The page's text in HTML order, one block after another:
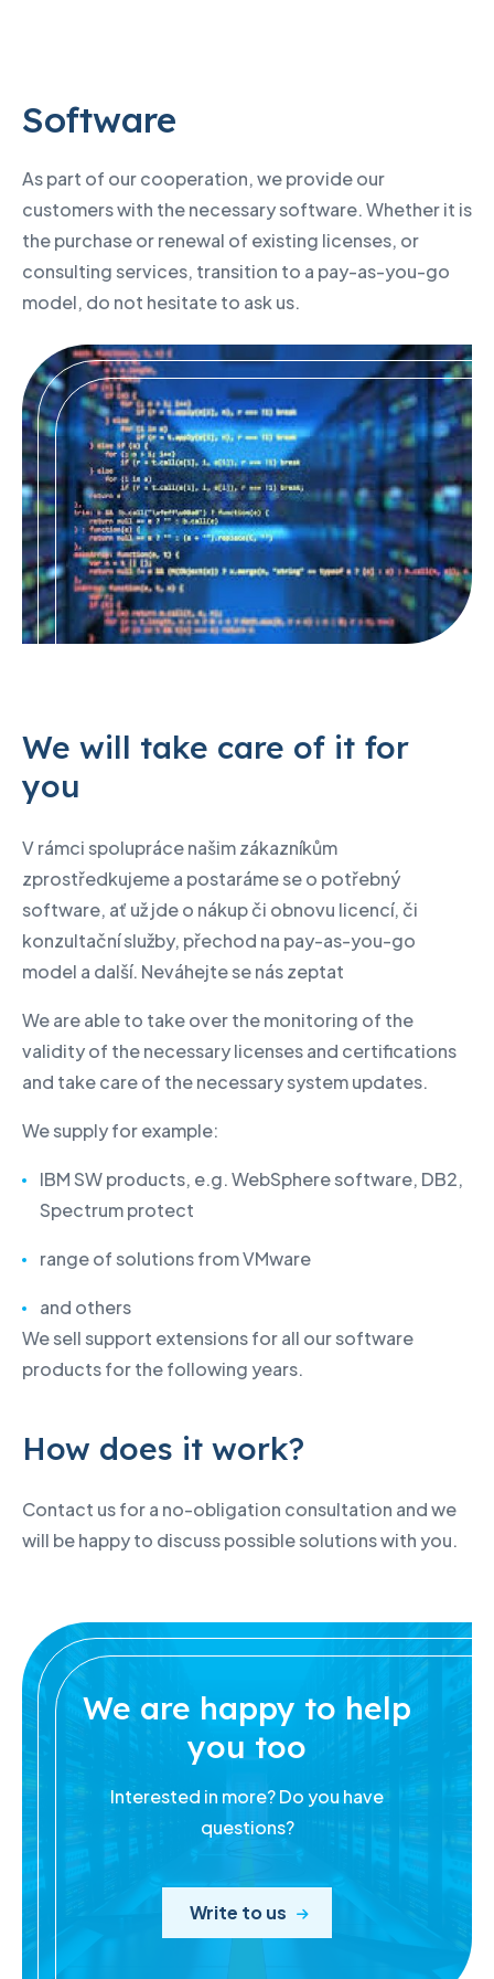
Software
As part of our cooperation, we provide our
customers with the necessary software. Whether it is
the purchase or renewal of existing licenses, or
consulting services, transition to a pay-as-you-go
model, do not hesitate to ask us.
We will take care of it for
you
V rámci spolupráce našim zákazníkům
zprostředkujeme a postaráme se o potřebný
software, ať už jde o nákup či obnovu licencí, či
konzultační služby, přechod na pay-as-you-go
model a další. Neváhejte se nás zeptat
We are able to take over the monitoring of the
validity of the necessary licenses and certifications
and take care of the necessary system updates.
We supply for example:
IBM SW products, e.g. WebSphere software, DB2,
Spectrum protect
range of solutions from VMware
and others
We sell support extensions for all our software
products for the following years.
How does it work?
Contact us for a no-obligation consultation and we
will be happy to discuss possible solutions with you.
We are happy to help
you too
Interested in more? Do you have
questions?
Write to us